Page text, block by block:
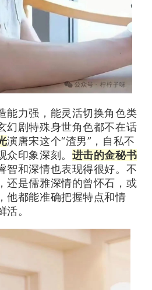
能力强，能灵活切换角色类
幻剧特殊身世角色都不在话
演唐宋这个“渣男”，自私不
印象深刻。 进击的金秘书
智和深情也表现得很好。不
还是儒雅深情的曾怀石，或
他都能准确把握特点和情
。